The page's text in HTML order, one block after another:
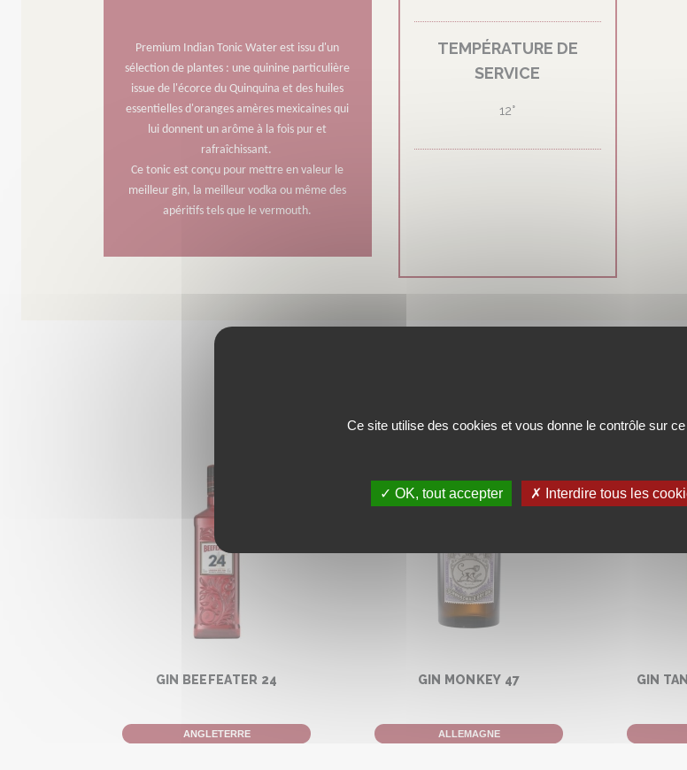
Premium Indian Tonic Water est issu d'un
sélection de plantes : une quinine particulière
issue de l'écorce du Quinquina et des huiles
essentielles d'oranges amères mexicaines qui
lui donnent un arôme à la fois pur et
rafraîchissant.
Ce tonic est conçu pour mettre en valeur le
meilleur gin, la meilleur vodka ou même des
apéritifs tels que le vermouth.
TEMPÉRATURE DE
SERVICE
12°
GIN BEEFEATER 24
ANGLETERRE
GIN MONKEY 47
ALLEMAGNE
GIN
Ce site utilise des cookies et vous donne le contrôle sur
✓ OK, tout accepter ✗ Interdire tous les